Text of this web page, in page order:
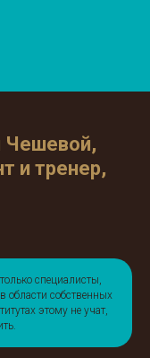
Чешевой,
и тренер,
специалисты,
области собственных
этому не учат,